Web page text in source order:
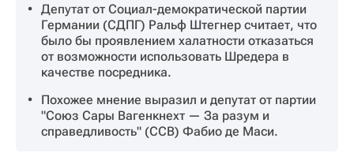
Депутат от Социал-демократической партии
Германии (СДПГ) Ральф Штегнер считает, что
было бы проявлением халатности отказаться
от возможности использовать Шредера в
качестве посредника.
Похожее мнение выразил и депутат от партии
"Союз Сары Вагенкнехт — За разум и
справедливость" (ССВ) Фабио де Маси.